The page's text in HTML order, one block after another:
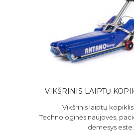
VIKŠRINIS LAIPTŲ
Vikšrinis laiptų
Technologinės naujovės,
dėmesys